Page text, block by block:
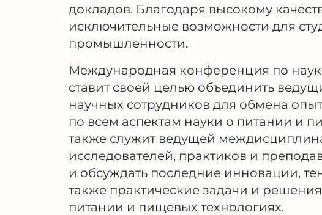
докладов. Благодаря высокому
исключительные возможности для
промышленности.
Международная конференция по
ставит своей целью объединить
научных сотрудников для обмена
по всем аспектам науки о питании и
также служит ведущей
исследователей, практиков и
и обсуждать последние инновации,
также практические задачи и
питании и пищевых технологиях.